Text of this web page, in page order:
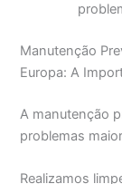
Manutenção
Europa: A
A manutenção
problemas
Realizamos